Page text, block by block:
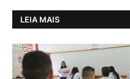
LEIA MAIS